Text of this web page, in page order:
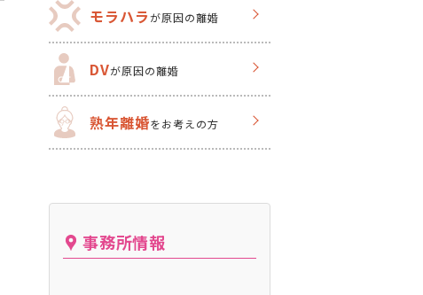
モラハラが原因の離婚
DVが原因の離婚
熟年離婚をお考えの方
事務所情報